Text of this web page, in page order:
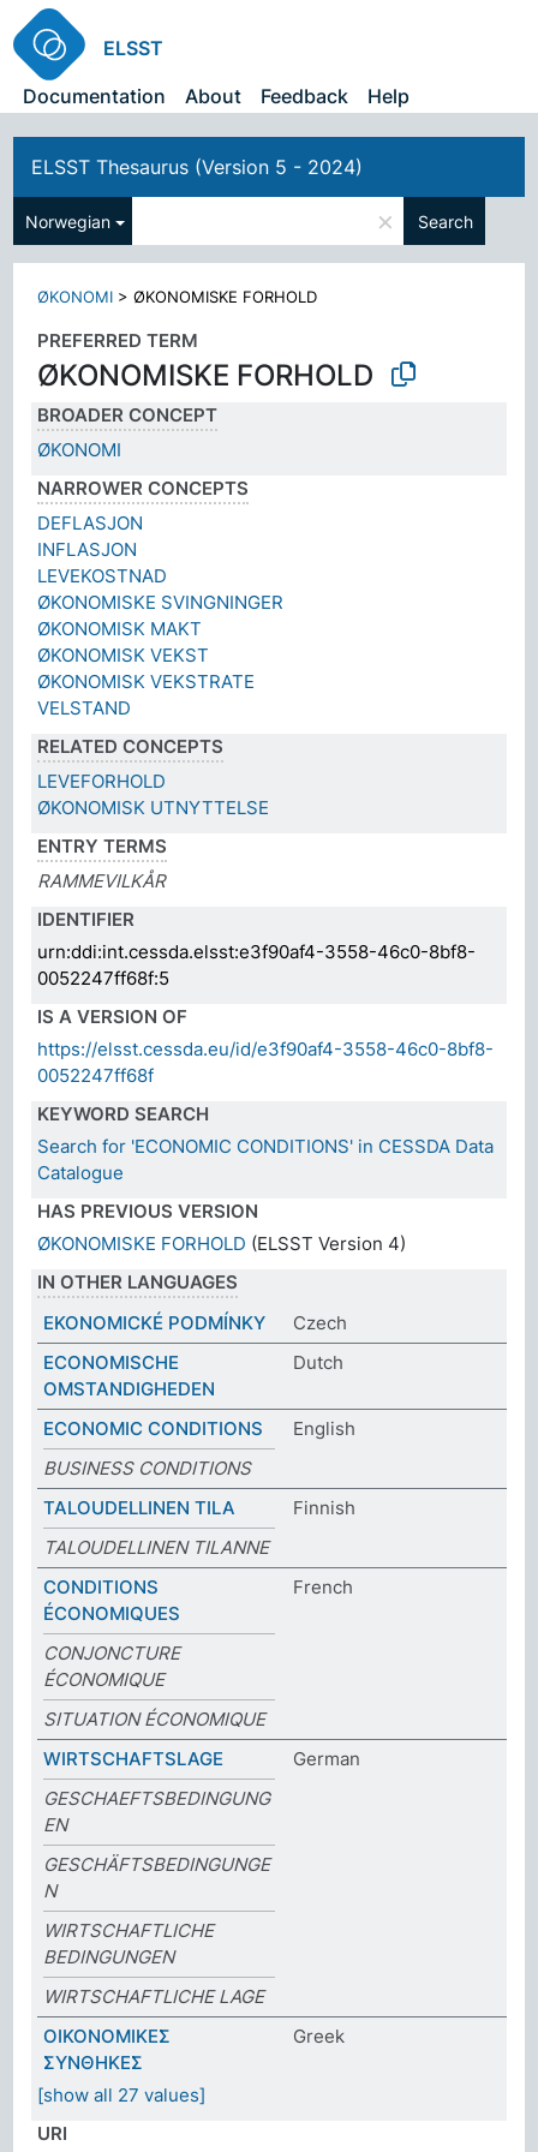
ELSST
Documentation
About Feedback Help
ELSST Thesaurus (Version 5 - 2024)
Norwegian × Search
ØKONOMI >ØKONOMISKE FORHOLD
PREFERRED TERM
ØKONOMISKE FORHOLD
BROADER CONCEPT
ØKONOMI
NARROWER CONCEPTS
DEFLASJON
INFLASJON
LEVEKOSTNAD
ØKONOMISKE SVINGNINGER
ØKONOMISK MAKT
ØKONOMISK VEKST
ØKONOMISK VEKSTRATE
VELSTAND
RELATED CONCEPTS
LEVEFORHOLD
ØKONOMISK UTNYTTELSE
ENTRY TERMS
RAMMEVILKÅR
IDENTIFIER
urn:ddi:int.cessda.elsst:e3f90af4-3558-46c0-8bf8-
0052247ff68f:5
IS A VERSION OF
https://elsst.cessda.eu/id/e3f90af4-3558-46c0-8bf8-
0052247ff68f
KEYWORD SEARCH
Search for 'ECONOMIC CONDITIONS' in CESSDA Data
Catalogue
HAS PREVIOUS VERSION
ØKONOMISKE FORHOLD (ELSST Version 4)
IN OTHER LANGUAGES
EKONOMICKÉ PODMÍNKY
Czech
ECONOMISCHE
OMSTANDIGHEDEN
Dutch
ECONOMIC CONDITIONS
English
BUSINESS CONDITIONS
TALOUDELLINEN TILA
Finnish
TALOUDELLINEN TILANNE
CONDITIONS
ÉCONOMIQUES
French
CONJONCTURE
ÉCONOMIQUE
SITUATION ÉCONOMIQUE
WIRTSCHAFTSLAGE
German
GESCHAEFTSBEDINGUNG
EN
GESCHÄFTSBEDINGUNGE
N
WIRTSCHAFTLICHE
BEDINGUNGEN
WIRTSCHAFTLICHE LAGE
ΟΙΚΟΝΟΜΙΚΕΣ
ΣΥΝΘΗΚΕΣ
Greek
[show all 27 values]
URI